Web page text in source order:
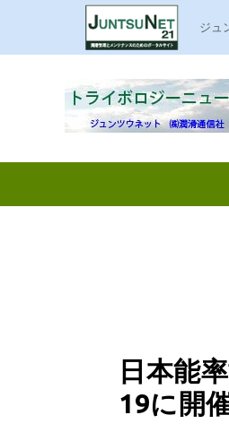
ジュ
日本能
19に開